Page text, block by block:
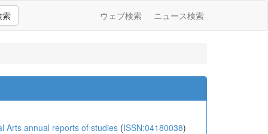
索 ウェブ検索 ニュース検索
Arts annual reports of studies (ISSN:04180038)